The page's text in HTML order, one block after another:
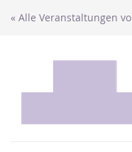
Zum
« Alle Veranstaltungen